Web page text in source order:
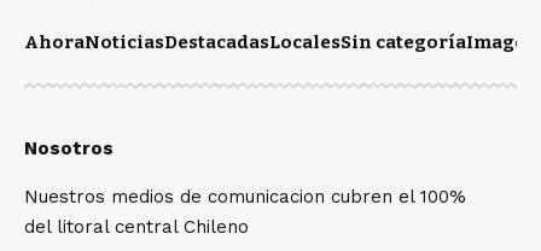
AhoraNoticiasDestacadasLocalesSin categoríaImagen
Nosotros
Nuestros medios de comunicacion cubren el 100%
del litoral central Chileno